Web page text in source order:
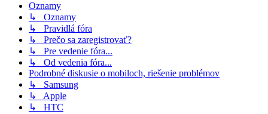
Oznamy
↳ Oznamy
↳ Pravidlá fóra
↳ Prečo sa zaregistrovať?
↳ Pre vedenie fóra...
↳ Od vedenia fóra...
Podrobné diskusie o mobiloch, riešenie problémov
↳ Samsung
↳ Apple
↳ HTC